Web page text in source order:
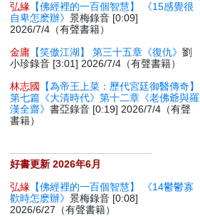
弘緣 【佛經裡的一百個智慧】 《15感覺很
自卑怎麽辦》景梅錄音 [0:09]
2026/7/4（有聲書籍）
金庸 【笑傲江湖】 第三十五章《復仇》劉
小珍錄音 [3:01] 2026/7/4（有聲書籍）
林志國
【為帝王上菜：歷代宮廷御醫傳奇】
第七篇《大清時代》第十二章《老佛爺與羅
漢全齋》書亞錄音 [0:19] 2026/7/4（有聲
書籍）
好書更新 2026年6月
弘緣 【佛經裡的一百個智慧】 《14鬱鬱寡
歡時怎麽辦》景梅錄音 [0:08]
2026/6/27（有聲書籍）